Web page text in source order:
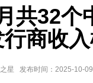
共32个
商收
之星 发布时间：2025-10-